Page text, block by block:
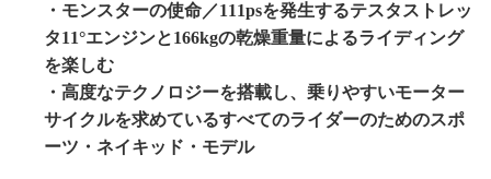
・モンスターの使命／111psを発生するテスタストレッ
タ11°エンジンと166kgの乾燥重量によるライディング
を楽しむ
・高度なテクノロジーを搭載し、乗りやすいモーター
サイクルを求めているすべてのライダーのためのスポ
ーツ・ネイキッド・モデル